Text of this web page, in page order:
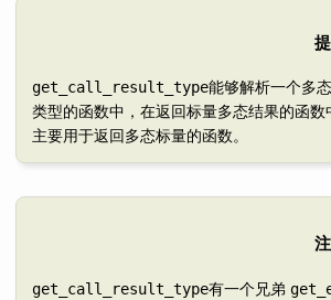
get_call_result_type能够解析一个多
类型的函数中，在返回标量多态结果的函数
主要用于返回多态标量的函数。
get_call_result_type有一个兄弟